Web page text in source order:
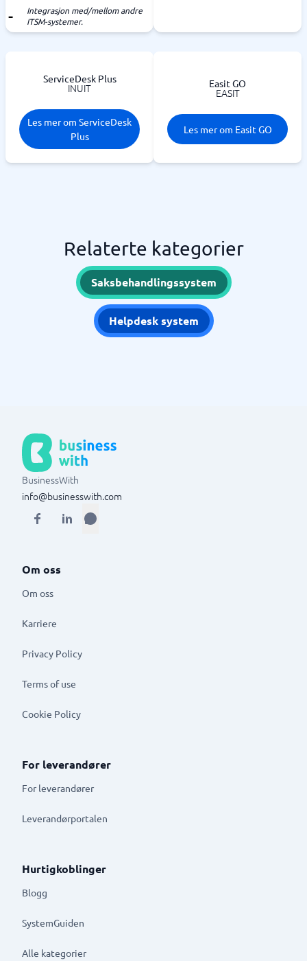
Integrasjon med/mellom andre
ITSM-systemer.
ServiceDesk Plus
INUIT
Les mer om ServiceDesk
Plus
Easit GO
EASIT
Les mer om Easit GO
Relaterte kategorier
Saksbehandlingssystem
Helpdesk system
BusinessWith
info@businesswith.com
Om oss
Om oss
Karriere
Privacy Policy
Terms of use
Cookie Policy
For leverandører
For leverandører
Leverandørportalen
Hurtigkoblinger
Blogg
SystemGuiden
Alle kategorier